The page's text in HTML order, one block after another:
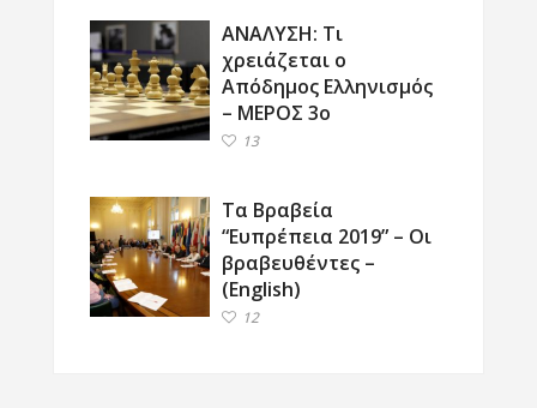
ΑΝΑΛΥΣΗ: Τι
χρειάζεται ο
Απόδημος Ελληνισμός
– ΜΕΡΟΣ 3ο
13
Τα Βραβεία
“Ευπρέπεια 2019” – Οι
βραβευθέντες –
(English)
12